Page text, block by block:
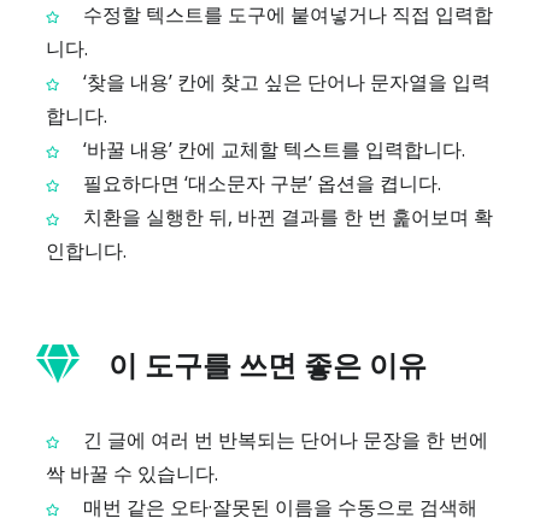
수정할 텍스트를 도구에 붙여넣거나 직접 입력합
니다.
‘찾을 내용’ 칸에 찾고 싶은 단어나 문자열을 입력
합니다.
‘바꿀 내용’ 칸에 교체할 텍스트를 입력합니다.
필요하다면 ‘대소문자 구분’ 옵션을 켭니다.
치환을 실행한 뒤, 바뀐 결과를 한 번 훑어보며 확
인합니다.
이 도구를 쓰면 좋은 이유
긴 글에 여러 번 반복되는 단어나 문장을 한 번에
싹 바꿀 수 있습니다.
매번 같은 오타·잘못된 이름을 수동으로 검색해